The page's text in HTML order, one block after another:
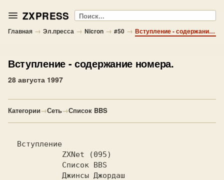
ZXPRESS Поиск
Главная → Эл.пресса → Nicron → #50 → Вступление - содержание номера.
Вступление- содержание номера.
28 августа 1997
Категории→Сеть→Список BBS
  Вступление